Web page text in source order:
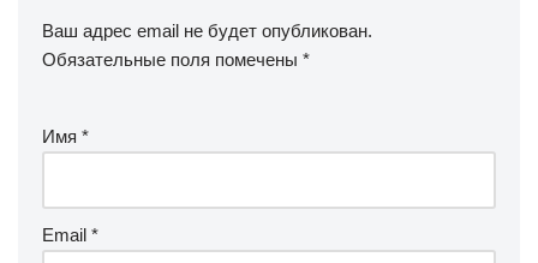
Ваш адрес email не будет опубликован.
Обязательные поля помечены *
Имя *
Email *